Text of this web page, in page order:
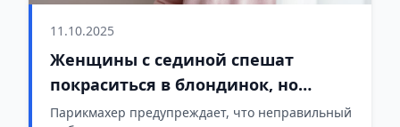
11.10.2025
Женщины с сединой спешат
покраситься в блондинок, но
совершают одну ошибку. Что
Парикмахер предупреждает, что неправильный